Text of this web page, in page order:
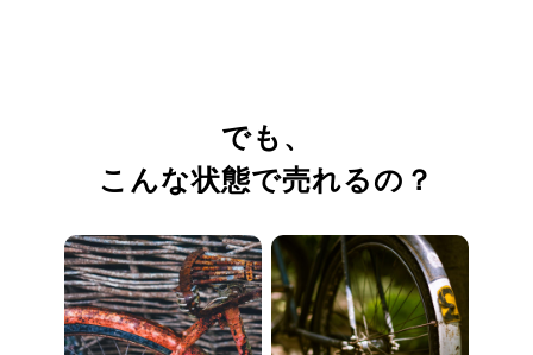
でも、
こんな状態で売れるの？